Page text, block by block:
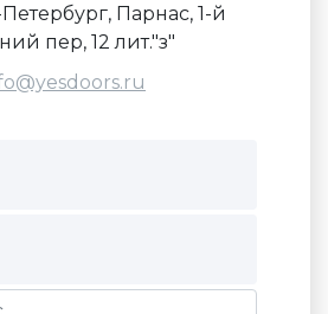
Петербург, Парнас, 1-й
пер, 12 лит."з"